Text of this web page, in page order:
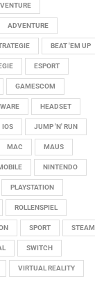
ADVENTURE
BEAT 'EM UP
ESPORT
GAMESCOM
HEADSET
IOS JUMP 'N' RUN
MAC MAUS
NINTENDO
PLAYSTATION
ROLLENSPIEL
SPORT STEAM
SWITCH
VIRTUAL REALITY